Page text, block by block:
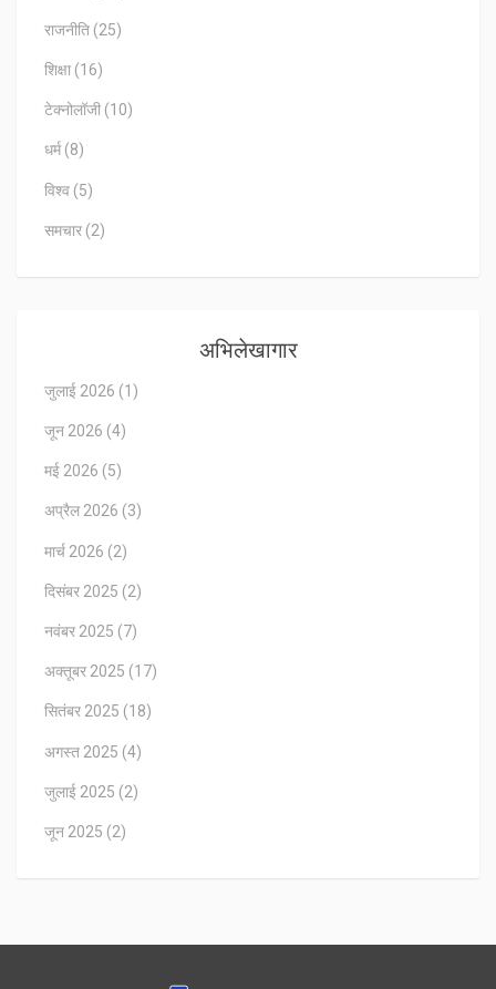
राजनीति (25)
शिक्षा (16)
टेक्नोलॉजी (10)
धर्म (8)
विश्व (5)
समचार (2)
अभिलेखागार
जुलाई 2026 (1)
जून 2026 (4)
मई 2026 (5)
अप्रैल 2026 (3)
मार्च 2026 (2)
दिसंबर 2025 (2)
नवंबर 2025 (7)
अक्तूबर 2025 (17)
सितंबर 2025 (18)
अगस्त 2025 (4)
जुलाई 2025 (2)
जून 2025 (2)